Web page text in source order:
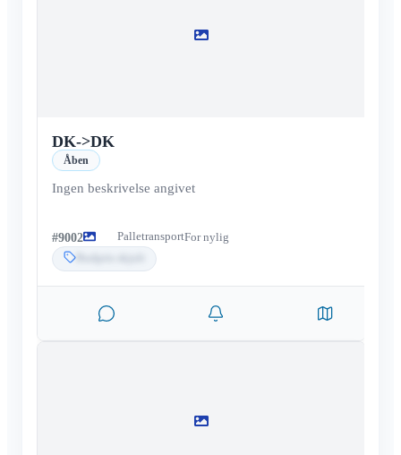
DK->DK
Åben
Ingen beskrivelse angivet
#9002 PalletransportFor nylig